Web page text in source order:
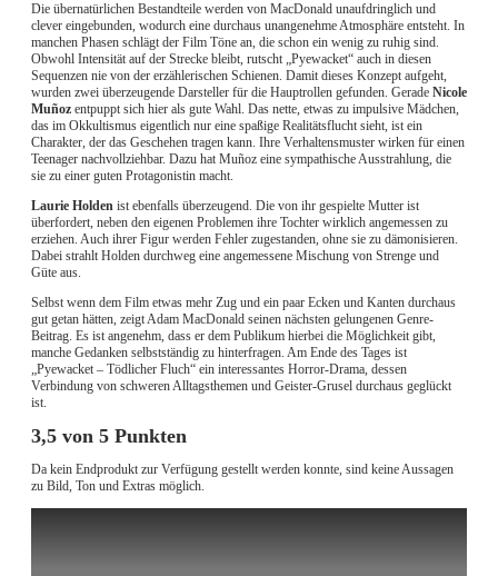
Die übernatürlichen Bestandteile werden von MacDonald unaufdringlich und
clever eingebunden, wodurch eine durchaus unangenehme Atmosphäre entsteht. In
manchen Phasen schlägt der Film Töne an, die schon ein wenig zu ruhig sind.
Obwohl Intensität auf der Strecke bleibt, rutscht „Pyewacket“ auch in diesen
Sequenzen nie von der erzählerischen Schienen. Damit dieses Konzept aufgeht,
wurden zwei überzeugende Darsteller für die Hauptrollen gefunden. Gerade Nicole
Muñoz entpuppt sich hier als gute Wahl. Das nette, etwas zu impulsive Mädchen,
das im Okkultismus eigentlich nur eine spaßige Realitätsflucht sieht, ist ein
Charakter, der das Geschehen tragen kann. Ihre Verhaltensmuster wirken für einen
Teenager nachvollziehbar. Dazu hat Muñoz eine sympathische Ausstrahlung, die
sie zu einer guten Protagonistin macht.
Laurie Holden ist ebenfalls überzeugend. Die von ihr gespielte Mutter ist
überfordert, neben den eigenen Problemen ihre Tochter wirklich angemessen zu
erziehen. Auch ihrer Figur werden Fehler zugestanden, ohne sie zu dämonisieren.
Dabei strahlt Holden durchweg eine angemessene Mischung von Strenge und
Güte aus.
Selbst wenn dem Film etwas mehr Zug und ein paar Ecken und Kanten durchaus
gut getan hätten, zeigt Adam MacDonald seinen nächsten gelungenen Genre-
Beitrag. Es ist angenehm, dass er dem Publikum hierbei die Möglichkeit gibt,
manche Gedanken selbstständig zu hinterfragen. Am Ende des Tages ist
„Pyewacket – Tödlicher Fluch“ ein interessantes Horror-Drama, dessen
Verbindung von schweren Alltagsthemen und Geister-Grusel durchaus geglückt
ist.
3,5 von 5 Punkten
Da kein Endprodukt zur Verfügung gestellt werden konnte, sind keine Aussagen
zu Bild, Ton und Extras möglich.